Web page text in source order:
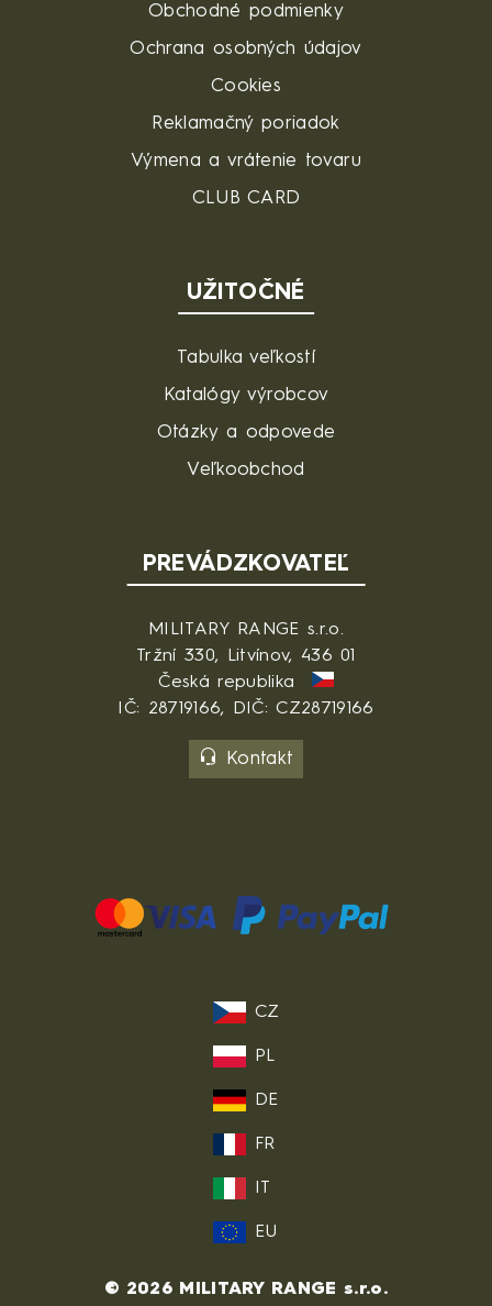
Obchodné podmienky
Ochrana osobných údajov
Cookies
Reklamačný poriadok
Výmena a vrátenie tovaru
CLUB CARD
UŽITOČNÉ
Tabulka veľkostí
Katalógy výrobcov
Otázky a odpovede
Veľkoobchod
PREVÁDZKOVATEĽ
MILITARY RANGE s.r.o.
Tržní 330, Litvínov, 436 01
Česká republika
IČ: 28719166, DIČ: CZ28719166
Kontakt
CZ
PL
DE
FR
IT
EU
© 2026 MILITARY RANGE s.r.o.